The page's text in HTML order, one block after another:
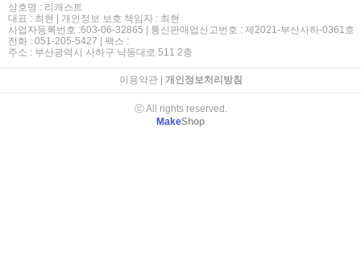
상호명 : 리캐스트
대표 : 최현 | 개인정보 보호 책임자 : 최현
사업자등록번호 :603-06-32865 | 통신판매업신고번호 : 제2021-부산사하-0361호
전화 : 051-205-5427 | 팩스 :
주소 : 부산광역시 사하구 낙동대로 511 2층
이용약관| 개인정보처리방침
ⓒ All rights reserved.
MakeShop